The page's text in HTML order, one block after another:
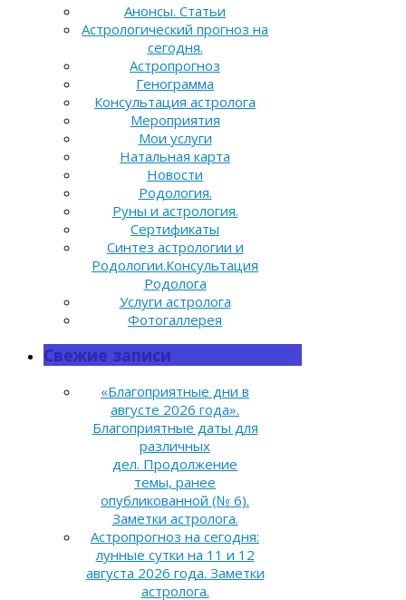
Анонсы. Статьи
Астрологический прогноз на
сегодня.
Астропрогноз
Генограмма
Консультация астролога
Мероприятия
Мои услуги
Натальная карта
Новости
Родология.
Руны и астрология.
Сертификаты
Синтез астрологии и
Родологии.Консультация
Родолога
Услуги астролога
Фотогаллерея
Свежие записи
«Благоприятные дни в
августе 2026 года».
Благоприятные даты для
различных
дел. Продолжение
темы, ранее
опубликованной (№ 6).
Заметки астролога.
Астропрогноз на сегодня:
лунные сутки на 11 и 12
августа 2026 года. Заметки
астролога.